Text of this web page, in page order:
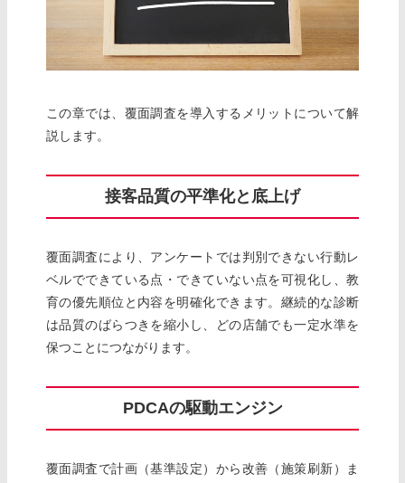
この章では、覆面調査を導入するメリットについて解
説します。
接客品質の平準化と底上げ
覆面調査により、アンケートでは判別できない行動レ
ベルでできている点・できていない点を可視化し、教
育の優先順位と内容を明確化できます。継続的な診断
は品質のばらつきを縮小し、どの店舗でも一定水準を
保つことにつながります。
PDCAの駆動エンジン
覆面調査で計画（基準設定）から改善（施策刷新）ま